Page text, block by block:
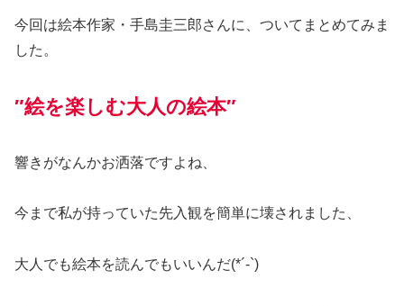
今回は絵本作家・手島圭三郎さんに、ついてまとめてみま
した。
″絵を楽しむ大人の絵本″
響きがなんかお洒落ですよね、
今まで私が持っていた先入観を簡単に壊されました、
大人でも絵本を読んでもいいんだ(*´-`)